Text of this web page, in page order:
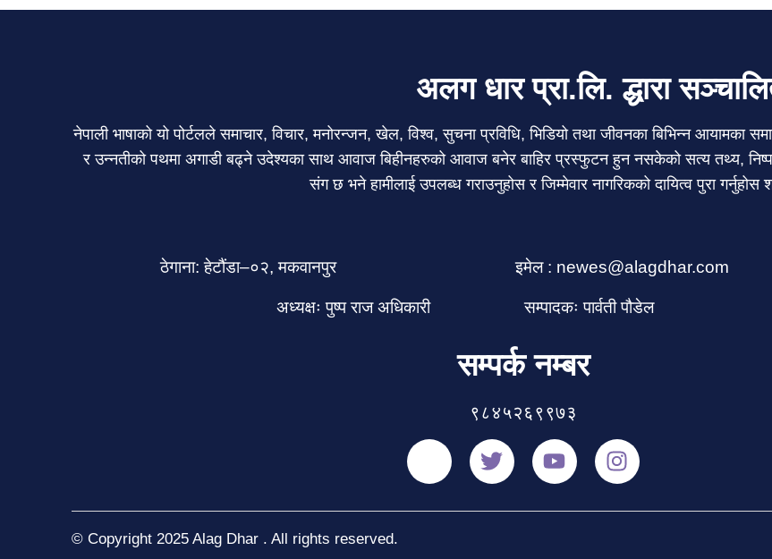
अलग धार प्रा.लि. द्धारा
नेपाली भाषाको यो पोर्टलले समाचार, विचार, मनोरन्जन, खेल, विश्व, सुचना प्रविधि, भिडियो तथा जीवनका बिभिन्न
र उन्नतीको पथमा अगाडी बढ्ने उदेश्यका साथ आवाज बिहीनहरुको आवाज बनेर बाहिर प्रस्फुटन हुन नसकेको सत्य तथ्य,
संग छ भने हामीलाई उपलब्ध गराउनुहोस र जिम्मेवार नागरिकको दायित्व पुरा गर्नुहोस
ठेगाना: हेटौंडा–०२, मकवानपुर इमेल : newes@alagdhar.com
अध्यक्षः पुष्प राज अधिकारी सम्पादकः पार्वती पौडेल
सम्पर्क नम्बर
९८४५२६९९७३
© Copyright 2025 Alag Dhar . All rights reserved.